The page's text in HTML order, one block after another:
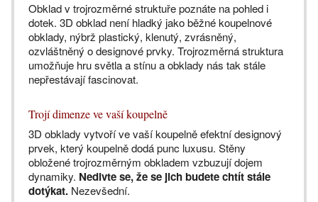
Obklad v trojrozměrné struktuře poznáte na pohled i
dotek. 3D obklad není hladký jako běžné koupelnové
obklady, nýbrž plastický, klenutý, zvrásněný,
ozvláštněný o designové prvky. Trojrozměrná struktura
umožňuje hru světla a stínu a obklady nás tak stále
nepřestávají fascinovat.
Trojí dimenze ve vaší koupelně
3D obklady vytvoří ve vaší koupelně efektní designový
prvek, který koupelně dodá punc luxusu. Stěny
obložené trojrozměrným obkladem vzbuzují dojem
dynamiky. Nedivte se, že se jich budete chtít stále
dotýkat. Nezevšední.